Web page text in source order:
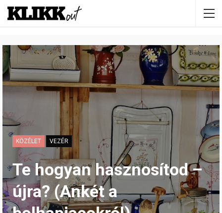
KÖZÉLET VEZÉR
Te hogyan hasznosítod –
újra? (Ankét a